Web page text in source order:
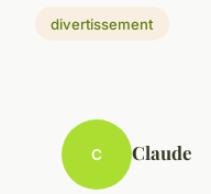
divertissement
C Claude